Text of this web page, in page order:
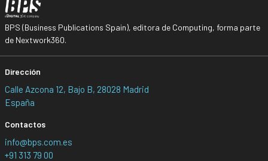
BPS (Business Publications Spain), editora de Computing, forma parte
de Nextwork360.
Dirección
Calle Azcona 12, Bajo B, 28028 Madrid
España
Contactos
info@bps.com.es
+91 313 79 00